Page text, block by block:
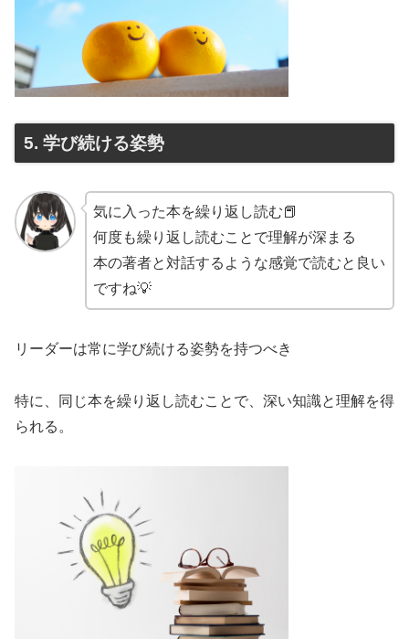
5. 学び続ける姿勢
気に入った本を繰り返し読む📕
何度も繰り返し読むことで理解が深まる
本の著者と対話するような感覚で読むと良い
ですね💡
リーダーは常に学び続ける姿勢を持つべき
特に、同じ本を繰り返し読むことで、深い知識と理解を得
られる。